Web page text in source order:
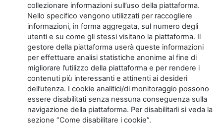
collezionare informazioni sull’uso della piattaforma.
Nello specifico vengono utilizzati per raccogliere
informazioni, in forma aggregata, sul numero degli
utenti e su come gli stessi visitano la piattaforma. Il
gestore della piattaforma userà queste informazioni
per effettuare analisi statistiche anonime al fine di
migliorare l’utilizzo della piattaforma e per rendere i
contenuti più interessanti e attinenti ai desideri
dell’utenza. I cookie analitici/di monitoraggio possono
essere disabilitati senza nessuna conseguenza sulla
navigazione della piattaforma. Per disabilitarli si veda la
sezione “Come disabilitare i cookie”.